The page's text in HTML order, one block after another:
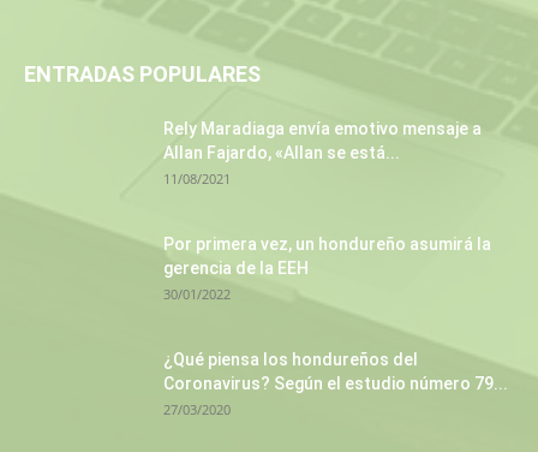
ENTRADAS POPULARES
Rely Maradiaga envía emotivo mensaje a
Allan Fajardo, «Allan se está...
11/08/2021
Por primera vez, un hondureño asumirá la
gerencia de la EEH
30/01/2022
¿Qué piensa los hondureños del
Coronavirus? Según el estudio número 79...
27/03/2020